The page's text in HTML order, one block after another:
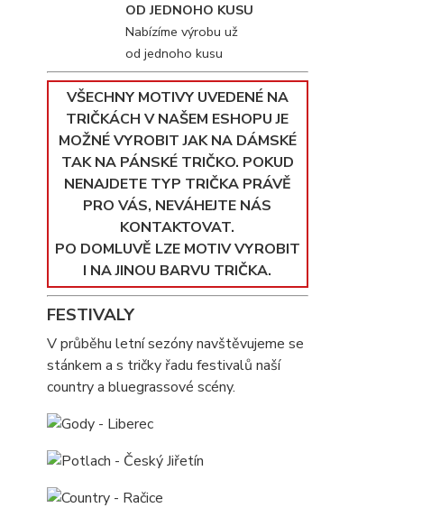
OD JEDNOHO KUSU
Nabízíme výrobu už
od jednoho kusu
VŠECHNY MOTIVY UVEDENÉ NA
TRIČKÁCH V NAŠEM ESHOPU JE
MOŽNÉ VYROBIT JAK NA DÁMSKÉ
TAK NA PÁNSKÉ TRIČKO. POKUD
NENAJDETE TYP TRIČKA PRÁVĚ
PRO VÁS, NEVÁHEJTE NÁS
KONTAKTOVAT.
PO DOMLUVĚ LZE MOTIV VYROBIT
I NA JINOU BARVU TRIČKA.
FESTIVALY
V průběhu letní sezóny navštěvujeme se
stánkem a s tričky řadu festivalů naší
country a bluegrassové scény.